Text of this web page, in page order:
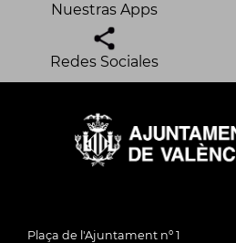
Nuestras Apps
Redes Sociales
Plaça de l'Ajuntament nº 1